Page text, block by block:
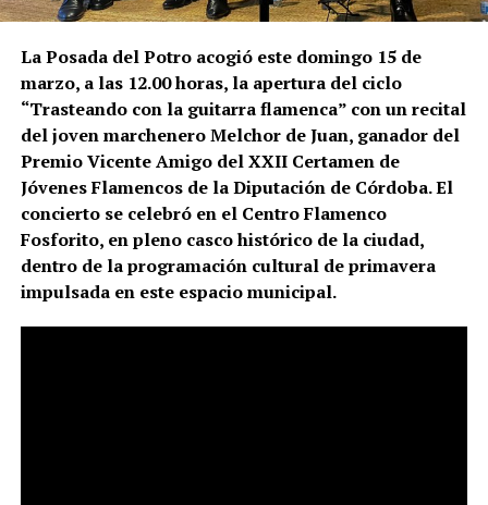
La Posada del Potro acogió este domingo 15 de
marzo, a las 12.00 horas, la apertura del ciclo
“Trasteando con la guitarra flamenca” con un recital
del joven marchenero Melchor de Juan, ganador del
Premio Vicente Amigo del XXII Certamen de
Jóvenes Flamencos de la Diputación de Córdoba. El
concierto se celebró en el Centro Flamenco
Fosforito, en pleno casco histórico de la ciudad,
dentro de la programación cultural de primavera
impulsada en este espacio municipal.